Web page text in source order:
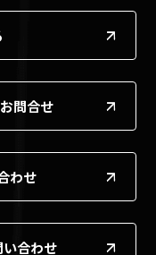
問合せ
わせ
合わせ